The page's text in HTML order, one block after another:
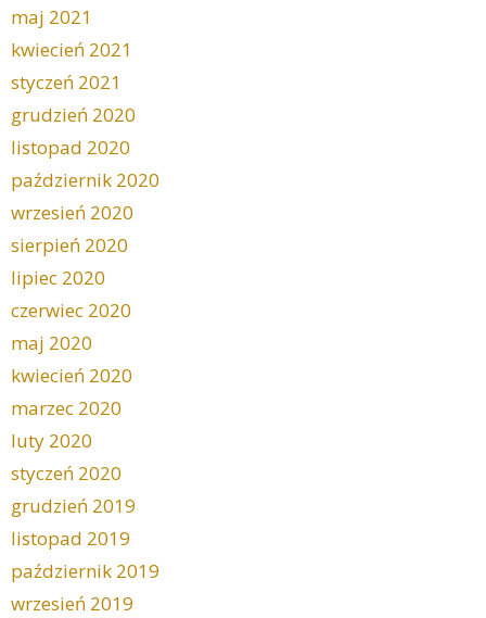
maj 2021
kwiecień 2021
styczeń 2021
grudzień 2020
listopad 2020
październik 2020
wrzesień 2020
sierpień 2020
lipiec 2020
czerwiec 2020
maj 2020
kwiecień 2020
marzec 2020
luty 2020
styczeń 2020
grudzień 2019
listopad 2019
październik 2019
wrzesień 2019